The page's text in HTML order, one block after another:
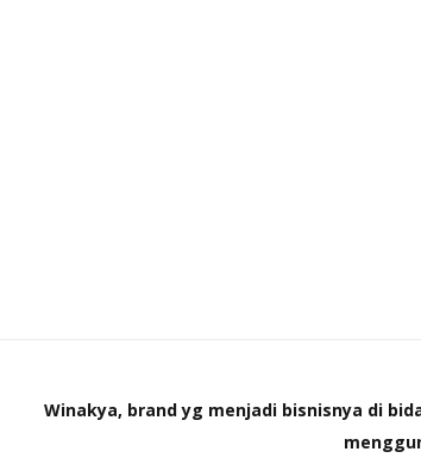
Winakya, brand yg menjadi bisnisnya di